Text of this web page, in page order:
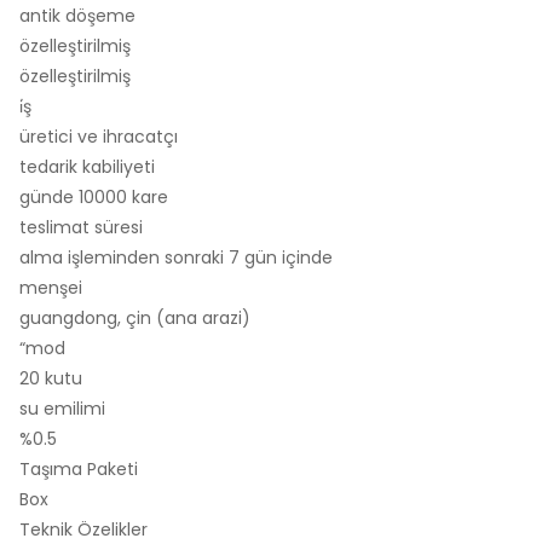
antik döşeme
özelleştirilmiş
özelleştirilmiş
i̇ş
üretici ve ihracatçı
tedarik kabiliyeti
günde 10000 kare
teslimat süresi
alma işleminden sonraki 7 gün içinde
menşei
guangdong, çin (ana arazi)
“mod
20 kutu
su emilimi
%0.5
Taşıma Paketi
Box
Teknik Özelikler